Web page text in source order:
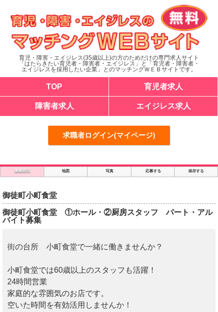
育児・障害・エイジレス(35歳以上)の方のためだけの専門求人サイト
「はたらきたい育児者・障害者・エイジレス」と「育児者・障害者・
エイジレスを採用したい企業」とのマッチングＷＥＢサイトです。
TOP 育児者求人
障害者求人 エイジレス求人
求職者ログイン(マイページ)
募集要項 地図 写真 応募する 保存する
御徒町小町食堂
御徒町小町食堂 ①ホール・②厨房スタッフ パート・アル
バイト募集
街の台所 小町食堂で一緒に働きませんか？
小町食堂では60歳以上のスタッフも活躍！
24時間営業
家庭的な雰囲気のお店です。
空いた時間を有効活用しませんか！